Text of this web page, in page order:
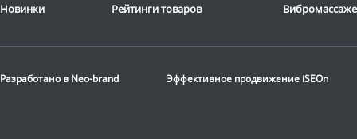
Новинки
Рейтинги товаров
Разработано в Neo-brand Эффективное продвижение iSEOn